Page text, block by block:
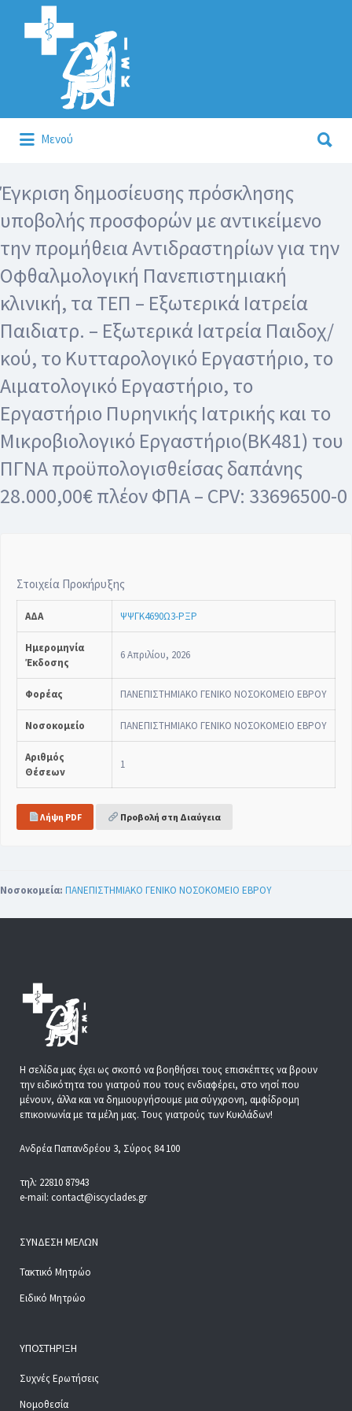
Αναζήτηση
για:
Μενού
για:
Έγκριση δημοσίευσης πρόσκλησης
υποβολής προσφορών με αντικείμενο
την προμήθεια Αντιδραστηρίων για την
Οφθαλμολογική Πανεπιστημιακή
κλινική, τα ΤΕΠ – Εξωτερικά Ιατρεία
Παιδιατρ. – Εξωτερικά Ιατρεία Παιδοχ/
κού, το Κυτταρολογικό Εργαστήριο, το
Αιματολογικό Εργαστήριο, το
Εργαστήριο Πυρηνικής Ιατρικής και το
Μικροβιολογικό Εργαστήριο(ΒΚ481) του
ΠΓΝΑ προϋπολογισθείσας δαπάνης
28.000,00€ πλέον ΦΠΑ – CPV: 33696500-0
Στοιχεία Προκήρυξης
ΑΔΑ ΨΨΓΚ4690Ω3-ΡΞΡ
Ημερομηνία
Έκδοσης
6 Απριλίου, 2026
Φορέας ΠΑΝΕΠΙΣΤΗΜΙΑΚΟ ΓΕΝΙΚΟ ΝΟΣΟΚΟΜΕΙΟ ΕΒΡΟΥ
Νοσοκομείο ΠΑΝΕΠΙΣΤΗΜΙΑΚΟ ΓΕΝΙΚΟ ΝΟΣΟΚΟΜΕΙΟ ΕΒΡΟΥ
Αριθμός
Θέσεων
1
Λήψη PDF Προβολή στη Διαύγεια
Νοσοκομεία: ΠΑΝΕΠΙΣΤΗΜΙΑΚΟ ΓΕΝΙΚΟ ΝΟΣΟΚΟΜΕΙΟ ΕΒΡΟΥ
Η σελίδα μας έχει ως σκοπό να βοηθήσει τους επισκέπτες να βρουν
την ειδικότητα του γιατρού που τους ενδιαφέρει, στο νησί που
μένουν, άλλα και να δημιουργήσουμε μια σύγχρονη, αμφίδρομη
επικοινωνία με τα μέλη μας. Τους γιατρούς των Κυκλάδων!
Ανδρέα Παπανδρέου 3, Σύρος 84 100
τηλ: 22810 87943
e-mail: contact@iscyclades.gr
ΣΎΝΔΕΣΗ ΜΕΛΏΝ
Τακτικό Μητρώο
Ειδικό Μητρώο
ΥΠΟΣΤΉΡΙΞΗ
Συχνές Ερωτήσεις
Νομοθεσία